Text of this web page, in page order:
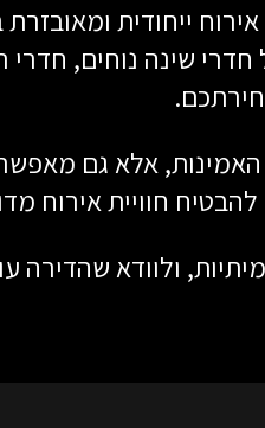
אירוח ייחודית
שינה נוחים,
אלא גם
חוויית אירוח
ולוודא שהדירה